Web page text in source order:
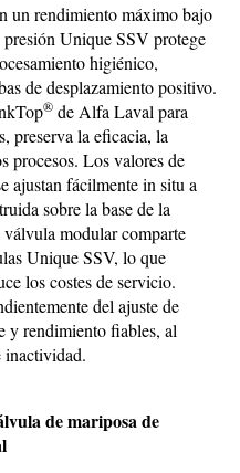
un rendimiento máximo bajo
Unique SSV protege
higiénico,
de desplazamiento positivo.
® de Alfa Laval para
preserva la eficacia, la
procesos. Los valores de
ajustan fácilmente in situ a
sobre la base de la
modular comparte
Unique SSV, lo que
los costes de servicio.
del ajuste de
y rendimiento fiables, al
inactividad.
de mariposa de